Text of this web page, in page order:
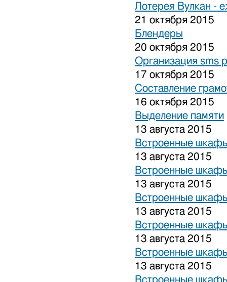
Лотерея Вулкан -
21 октября 2015
Блендеры
20 октября 2015
Организация sms
17 октября 2015
Составление
16 октября 2015
Выделение памяти
13 августа 2015
Встроенные
13 августа 2015
Встроенные
13 августа 2015
Встроенные
13 августа 2015
Встроенные
13 августа 2015
Встроенные
13 августа 2015
Встроенные